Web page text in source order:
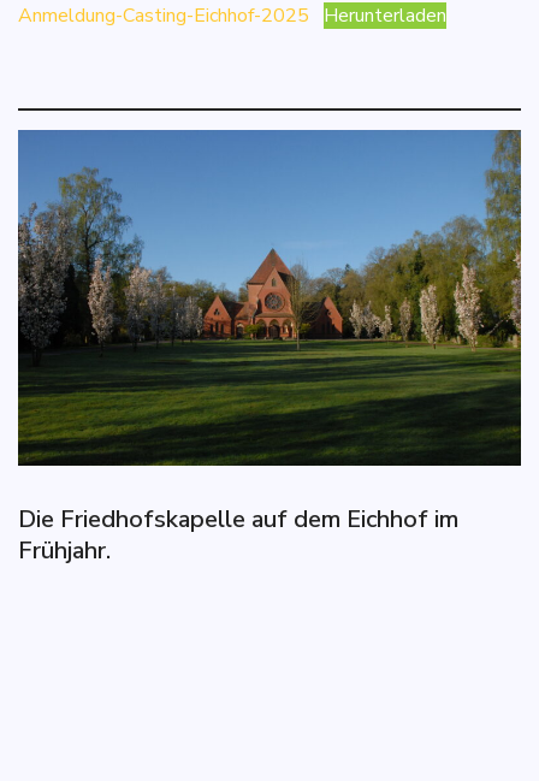
Anmeldung-Casting-Eichhof-2025
Herunterladen
Die Friedhofskapelle auf dem Eichhof im
Frühjahr.